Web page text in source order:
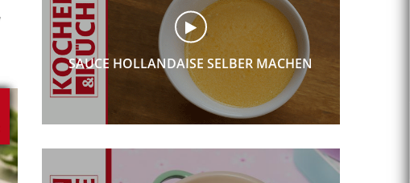
SAUCE HOLLANDAISE SELBER MACHEN